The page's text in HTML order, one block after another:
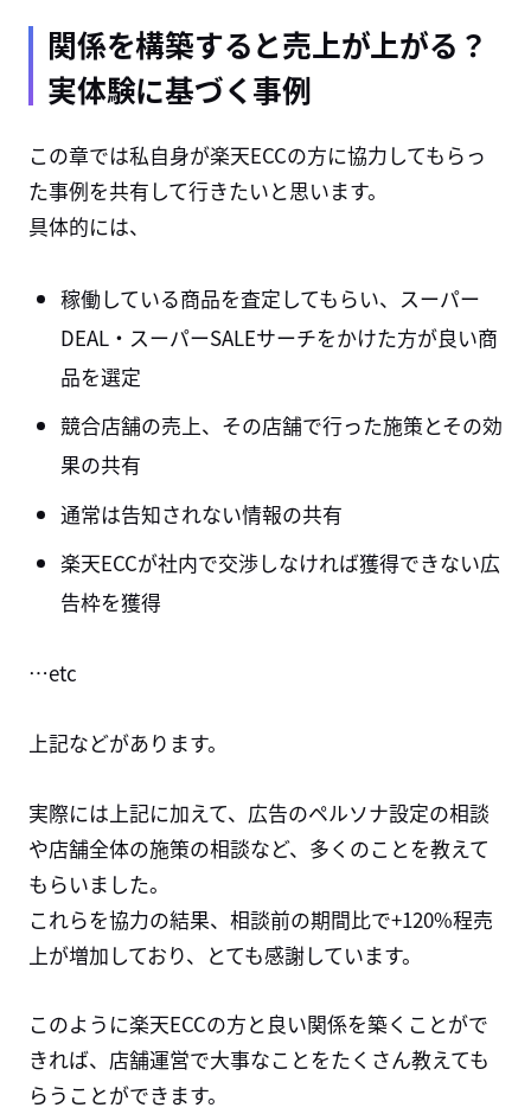
関係を構築すると売上が上がる？
実体験に基づく事例
この章では私自身が楽天ECCの方に協力してもらっ
た事例を共有して行きたいと思います。
具体的には、
稼働している商品を査定してもらい、スーパー
DEAL・スーパーSALEサーチをかけた方が良い商
品を選定
競合店舗の売上、その店舗で行った施策とその効
果の共有
通常は告知されない情報の共有
楽天ECCが社内で交渉しなければ獲得できない広
告枠を獲得
…etc
上記などがあります。
実際には上記に加えて、広告のペルソナ設定の相談
や店舗全体の施策の相談など、多くのことを教えて
もらいました。
これらを協力の結果、相談前の期間比で+120%程売
上が増加しており、とても感謝しています。
このように楽天ECCの方と良い関係を築くことがで
きれば、店舗運営で大事なことをたくさん教えても
らうことができます。